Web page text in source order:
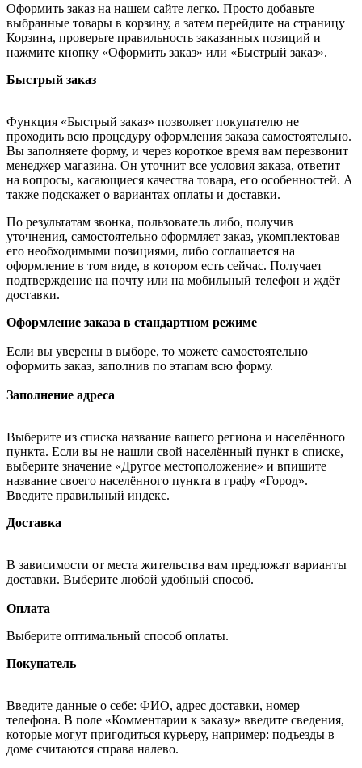
Оформить заказ на нашем сайте легко. Просто добавьте
выбранные товары в корзину, а затем перейдите на страницу
Корзина, проверьте правильность заказанных позиций и
нажмите кнопку «Оформить заказ» или «Быстрый заказ».
Быстрый заказ
Функция «Быстрый заказ» позволяет покупателю не
проходить всю процедуру оформления заказа самостоятельно.
Вы заполняете форму, и через короткое время вам перезвонит
менеджер магазина. Он уточнит все условия заказа, ответит
на вопросы, касающиеся качества товара, его особенностей. А
также подскажет о вариантах оплаты и доставки.
По результатам звонка, пользователь либо, получив
уточнения, самостоятельно оформляет заказ, укомплектовав
его необходимыми позициями, либо соглашается на
оформление в том виде, в котором есть сейчас. Получает
подтверждение на почту или на мобильный телефон и ждёт
доставки.
Оформление заказа в стандартном режиме
Если вы уверены в выборе, то можете самостоятельно
оформить заказ, заполнив по этапам всю форму.
Заполнение адреса
Выберите из списка название вашего региона и населённого
пункта. Если вы не нашли свой населённый пункт в списке,
выберите значение «Другое местоположение» и впишите
название своего населённого пункта в графу «Город».
Введите правильный индекс.
Доставка
В зависимости от места жительства вам предложат варианты
доставки. Выберите любой удобный способ.
Оплата
Выберите оптимальный способ оплаты.
Покупатель
Введите данные о себе: ФИО, адрес доставки, номер
телефона. В поле «Комментарии к заказу» введите сведения,
которые могут пригодиться курьеру, например: подъезды в
доме считаются справа налево.